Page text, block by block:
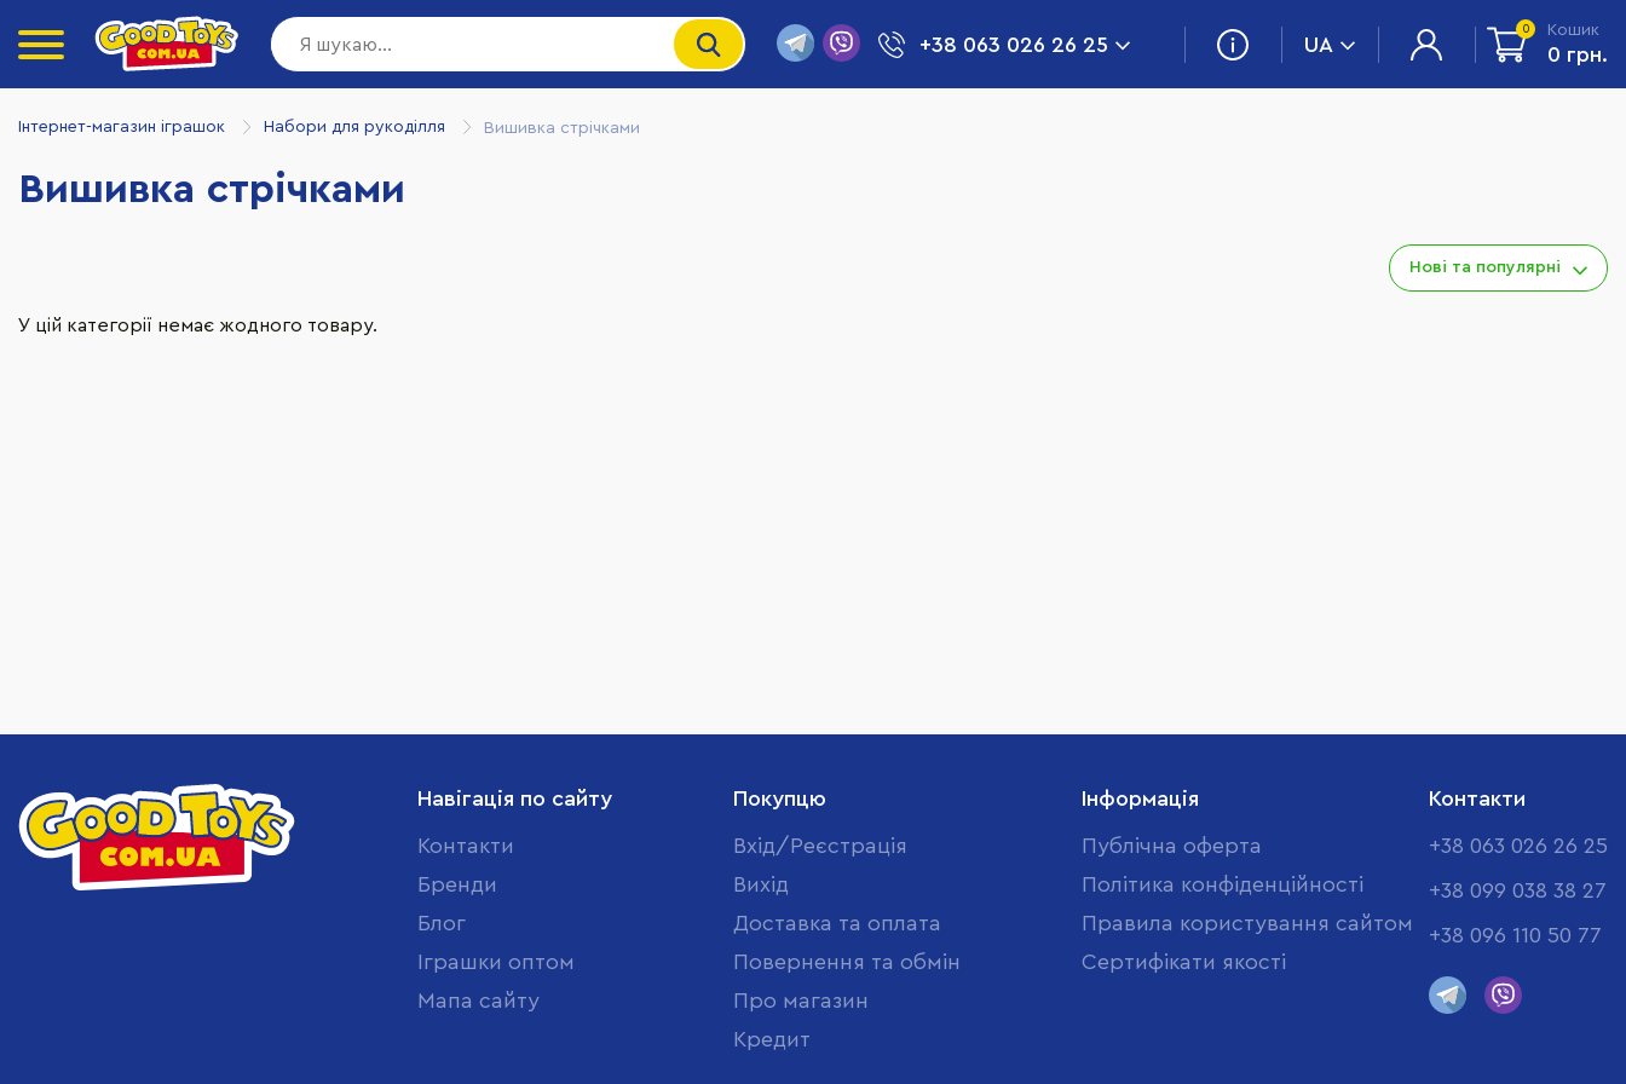
+38 063 026 26 25 UA
0 Кошик
0 грн.
Інтернет-магазин іграшок Набори для рукоділля Вишивка стрічками
Вишивка стрічками
Нові та популярні
У цій категорії немає жодного товару.
Навігація по сайту
Контакти
Бренди
Блог
Іграшки оптом
Мапа сайту
Покупцю
Вхід/Реєстрація
Вихід
Доставка та оплата
Повернення та обмін
Про магазин
Кредит
Інформація
Публічна оферта
Політика конфіденційності
Правила користування сайтом
Cертифікати якості
Контакти
+38 063 026 26 25
+38 099 038 38 27
+38 096 110 50 77